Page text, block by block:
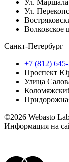
Ул.
Волковское
Санкт-Петербург
+7 (812)
Проспект
Улица
©2026 Webasto
Информация на